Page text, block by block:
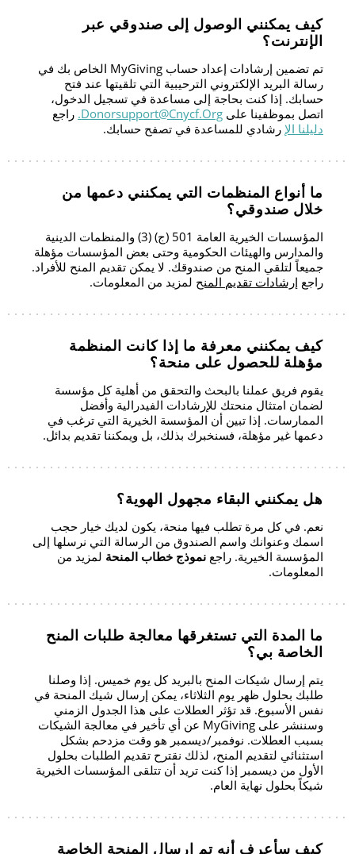
كيف يمكنني الوصول إلى صندوقي عبر
الإنترنت؟
تم تضمين إرشادات إعداد حساب MyGiving الخاص بك في
رسالة البريد الإلكتروني الترحيبية التي تلقيتها عند فتح
حسابك. إذا كنت بحاجة إلى مساعدة في تسجيل الدخول،
اتصل بموظفينا على Donorsupport@cnycf.org. راجع
دليلنا الإ رشادي للمساعدة في تصفح حسابك.
ما أنواع المنظمات التي يمكنني دعمها من
خلال صندوقي؟
المؤسسات الخيرية العامة 501 (ج) (3) والمنظمات الدينية
والمدارس والهيئات الحكومية وحتى بعض المؤسسات مؤهلة
جميعاً لتلقي المنح من صندوقك. لا يمكن تقديم المنح للأفراد.
راجع إرشادات تقديم المنح لمزيد من المعلومات.
كيف يمكنني معرفة ما إذا كانت المنظمة
مؤهلة للحصول على منحة؟
يقوم فريق عملنا بالبحث والتحقق من أهلية كل مؤسسة
لضمان امتثال منحتك للإرشادات الفيدرالية وأفضل
الممارسات. إذا تبين أن المؤسسة الخيرية التي ترغب في
دعمها غير مؤهلة، فسنخبرك بذلك، بل ويمكننا تقديم بدائل.
هل يمكنني البقاء مجهول الهوية؟
نعم. في كل مرة تطلب فيها منحة، يكون لديك خيار حجب
اسمك وعنوانك واسم الصندوق من الرسالة التي نرسلها إلى
المؤسسة الخيرية. راجع نموذج خطاب المنحة لمزيد من
المعلومات.
ما المدة التي تستغرقها معالجة طلبات المنح
الخاصة بي؟
يتم إرسال شيكات المنح بالبريد كل يوم خميس. إذا وصلنا
طلبك بحلول ظهر يوم الثلاثاء، يمكن إرسال شيك المنحة في
نفس الأسبوع. قد تؤثر العطلات على هذا الجدول الزمني
وسننشر على MyGiving عن أي تأخير في معالجة الشيكات
بسبب العطلات. نوفمبر/ديسمبر هو وقت مزدحم بشكل
استثنائي لتقديم المنح، لذلك نقترح تقديم الطلبات بحلول
الأول من ديسمبر إذا كنت تريد أن تتلقى المؤسسات الخيرية
شيكاً بحلول نهاية العام.
كيف سأعرف أنه تم إرسال المنحة الخاصة